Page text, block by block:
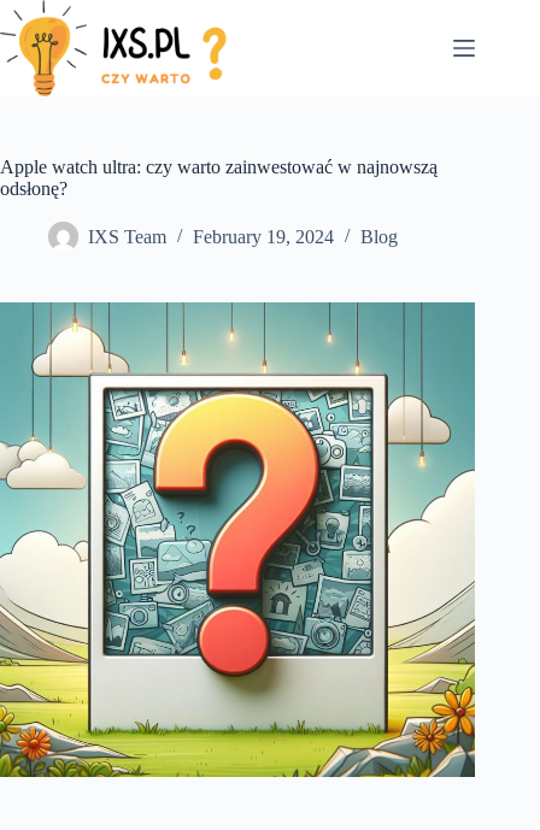
Skip
to
content
Apple watch ultra: czy warto zainwestować w najnowszą
odsłonę?
IXS Team February 19, 2024 Blog